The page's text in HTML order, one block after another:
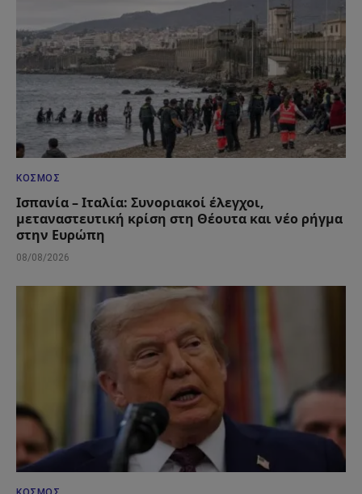
ΚΌΣΜΟΣ
Ισπανία – Ιταλία: Συνοριακοί έλεγχοι,
μεταναστευτική κρίση στη Θέουτα και νέο ρήγμα
στην Ευρώπη
08/08/2026